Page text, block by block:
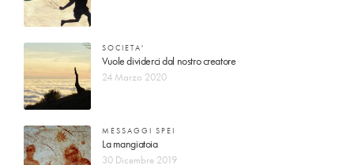
SOCIETA'
Vuole dividerci dal nostro creatore
24 Marzo 2020
MESSAGGI SPEI
La mangiatoia
30 Dicembre 2019